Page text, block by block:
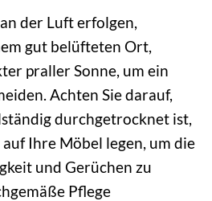
der Luft erfolgen,
gut belüfteten Ort,
praller Sonne, um ein
Achten Sie darauf,
durchgetrocknet ist,
Ihre Möbel legen, um die
und Gerüchen zu
Pflege